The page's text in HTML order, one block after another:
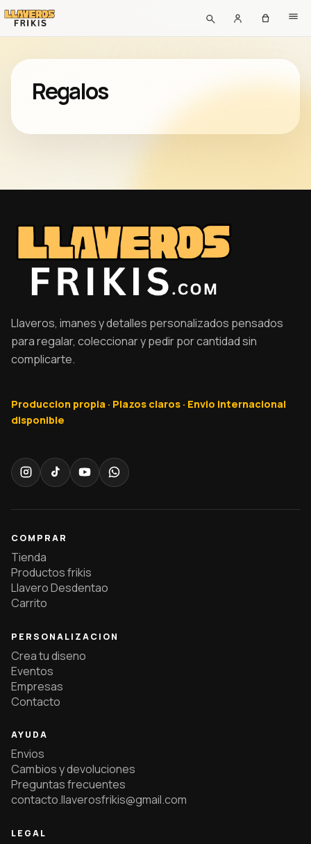
Regalos
Llaveros, imanes y detalles personalizados pensados
para regalar, coleccionar y pedir por cantidad sin
complicarte.
Produccion propia · Plazos claros · Envio internacional
disponible
COMPRAR
Tienda
Productos frikis
Llavero Desdentao
Carrito
PERSONALIZACION
Crea tu diseno
Eventos
Empresas
Contacto
AYUDA
Envios
Cambios y devoluciones
Preguntas frecuentes
contacto.llaverosfrikis@gmail.com
LEGAL